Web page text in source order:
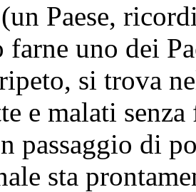
Paese,
farne uno dei
si trova
e malati
passaggio di
sta